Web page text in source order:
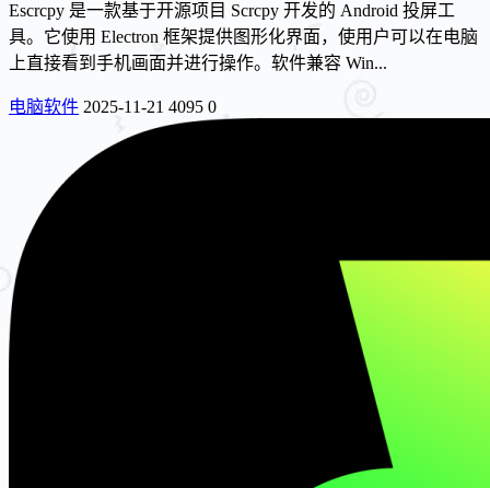
Escrcpy 是一款基于开源项目 Scrcpy 开发的 Android 投屏工
具。它使用 Electron 框架提供图形化界面，使用户可以在电脑
上直接看到手机画面并进行操作。软件兼容 Win...
电脑软件 2025-11-21 4095 0